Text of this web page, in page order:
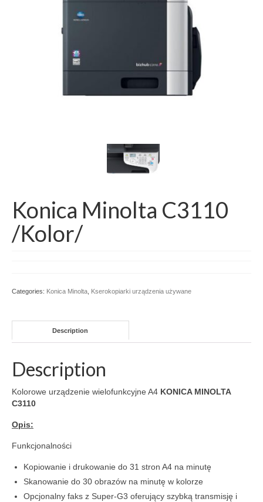
Oferta Promocyjna HSM
SECURIO
SECURIO-AF
SHREDSTAR
Kopiowanie Drukowanie
Zgłoszenie serwisowe
Konica Minolta C3110
/Kolor/
Categories: Konica Minolta Kserokopiarki urządzenia używane
Description
Description
Kolorowe urządzenie wielofunkcyjne A4 KONICA MINOLTA
C3110
Opis:
Funkcjonalności
Kopiowanie i drukowanie do 31 stron A4 na minutę
Skanowanie do 30 obrazów na minutę w kolorze
Opcjonalny faks z Super-G3 oferujący szybką transmisję i